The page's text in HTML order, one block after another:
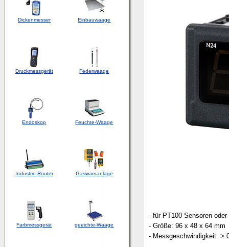
Dickenmesser Einbauwaage
Druckmessgerät Federwaage
Endoskop Feuchte-Waage
Industrie-Router Gaswarnanlage
Farbmessgerät geeichte-Waage
- für PT100 Sensoren
- Größe: 96 x 48 x 64 mm
- Messgeschwindigkeit: >